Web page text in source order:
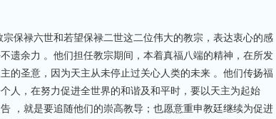
保禄六世和若望保禄二世这二位伟大的教宗，表达衷心的感
遗余力 。他们担任教宗期间，本着真福八端的精神，在所发
的圣意，因为天主从未停止过关心人类的未来 。他们传扬福
人，在努力促进全世界的和谐及和平时，要以天主为起始
，就是要追随他们的崇高教导；也愿意重申教廷继续为促进